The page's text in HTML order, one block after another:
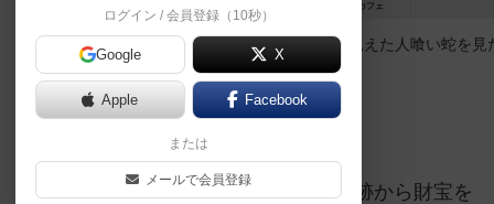
カフェ
冒険！美女！大爆発！
ゲームマーケット2019秋（東京）
激しい冒険の末、ジャングル奥地の遺跡から財宝を
ログイン / 会員登録（10秒）
Google X
Apple Facebook
または
メールで会員登録